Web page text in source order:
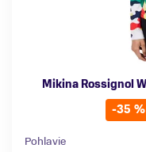
Mikina Rossignol
-35 %
Pohlavie